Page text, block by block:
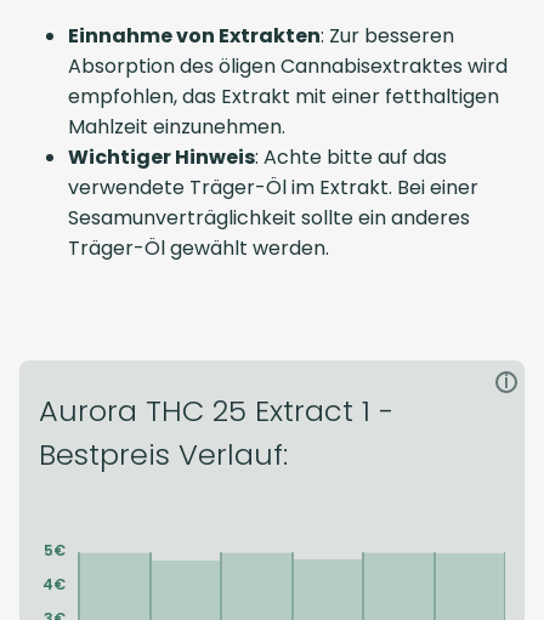
Einnahme von Extrakten: Zur besseren
Absorption des öligen Cannabisextraktes wird
empfohlen, das Extrakt mit einer fetthaltigen
Mahlzeit einzunehmen.
Wichtiger Hinweis: Achte bitte auf das
verwendete Träger-Öl im Extrakt. Bei einer
Sesamunverträglichkeit sollte ein anderes
Träger-Öl gewählt werden.
Aurora THC 25 Extract 1 -
Bestpreis Verlauf:
i